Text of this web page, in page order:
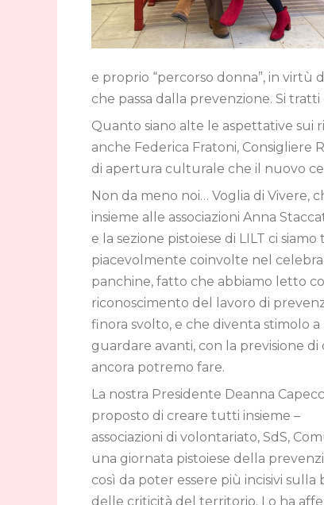
e proprio “percorso donna”, in
che passa dalla prevenzione. Si
Quanto siano alte le aspettative sui
anche Federica Fratoni, Consigliere
di apertura culturale che il nuovo
Non da meno noi… Voglia di Vivere,
insieme alle associazioni Anna
e la sezione pistoiese di LILT ci
piacevolmente coinvolte nel
panchine, fatto che abbiamo letto
riconoscimento del lavoro di
finora svolto, e che diventa stimolo a
guardare avanti, con la previsione
ancora potremo fare.
La nostra Presidente Deanna
proposto di creare tutti insieme –
associazioni di volontariato, SdS,
una giornata pistoiese della
così da poter essere più incisivi sulla
delle criticità del territorio. Lo ha